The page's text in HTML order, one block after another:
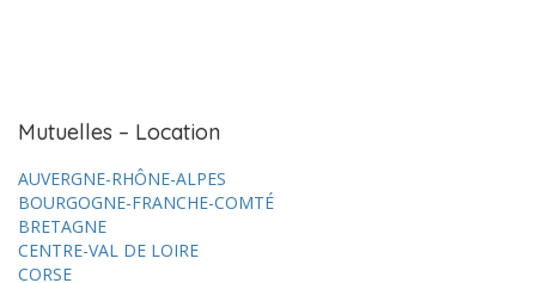
Mutuelles – Location
AUVERGNE-RHÔNE-ALPES
BOURGOGNE-FRANCHE-COMTÉ
BRETAGNE
CENTRE-VAL DE LOIRE
CORSE